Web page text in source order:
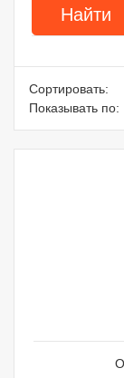
Сортировать:
Показывать по: